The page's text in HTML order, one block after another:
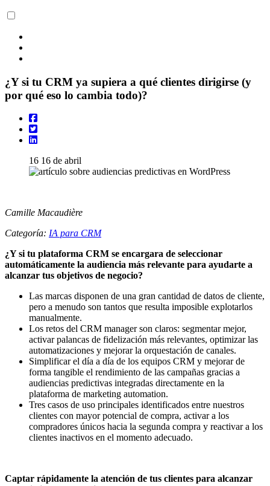
¿Y si tu CRM ya supiera a qué clientes dirigirse (y
por qué eso lo cambia todo)?
16 16 de abril
Camille Macaudière
Categoría: IA para CRM
¿Y si tu plataforma CRM se encargara de seleccionar
automáticamente la audiencia más relevante para ayudarte a
alcanzar tus objetivos de negocio?
Las marcas disponen de una gran cantidad de datos de cliente,
pero a menudo son tantos que resulta imposible explotarlos
manualmente.
Los retos del CRM manager son claros: segmentar mejor,
activar palancas de fidelización más relevantes, optimizar las
automatizaciones y mejorar la orquestación de canales.
Simplificar el día a día de los equipos CRM y mejorar de
forma tangible el rendimiento de las campañas gracias a
audiencias predictivas integradas directamente en la
plataforma de marketing automation.
Tres casos de uso principales identificados entre nuestros
clientes con mayor potencial de compra, activar a los
compradores únicos hacia la segunda compra y reactivar a los
clientes inactivos en el momento adecuado.
Captar rápidamente la atención de tus clientes para alcanzar